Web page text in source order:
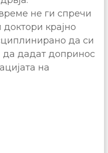
не ги спречи
крајно
да си
да дадат допринос
на